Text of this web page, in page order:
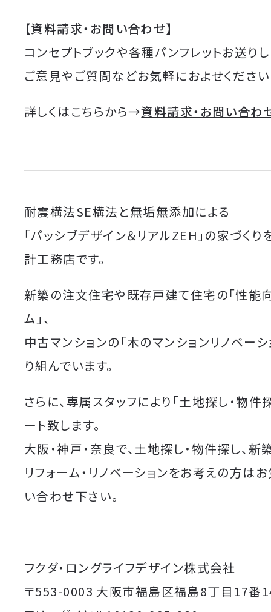
【資料請求・お問い合わせ】
コンセプトブックや各種パンフレットお送りし
ご意見やご質問などお気軽におよせください
詳しくはこちらから→資料請求・お問い合わ
耐震構法SE構法と無垢無添加による
「パッシブデザイン＆リアルZEH」の家づく
計工務店です。
新築の注文住宅や既存戸建て住宅の「性能
ム」、
中古マンションの「木のマンションリノベーシ
り組んでいます。
さらに、専属スタッフにより「土地探し・物件
ート致します。
大阪・神戸・奈良で、土地探し・物件探し、新
リフォーム・リノベーションをお考えの方は
い合わせ下さい。
フクダ・ロングライフデザイン株式会社
〒553-0003 大阪市福島区福島8丁目17番